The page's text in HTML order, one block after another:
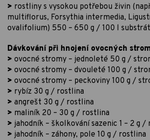
> rostliny s vysokou potřebou živin
multiflorus, Forsythia intermedia,
ovalifolium) 550 – 650 g / 100 l
Dávkování při hnojení ovocných
> ovocné stromy – jednoleté 50 g /
> ovocné stromy – dvouleté 100 g /
> ovocné stromy – peckoviny 100 g /
> rybíz 30 g / rostlina
> angrešt 30 g / rostlina
> maliník 20 – 30 g / rostlina
> jahodník – školkování sazenic 1 – 2 g /
> jahodník – záhony, pole 10 g / rostlina